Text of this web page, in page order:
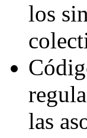
los
las